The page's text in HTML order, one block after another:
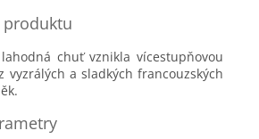
chuť vznikla vícestupňovou
vyzrálých a sladkých francouzských